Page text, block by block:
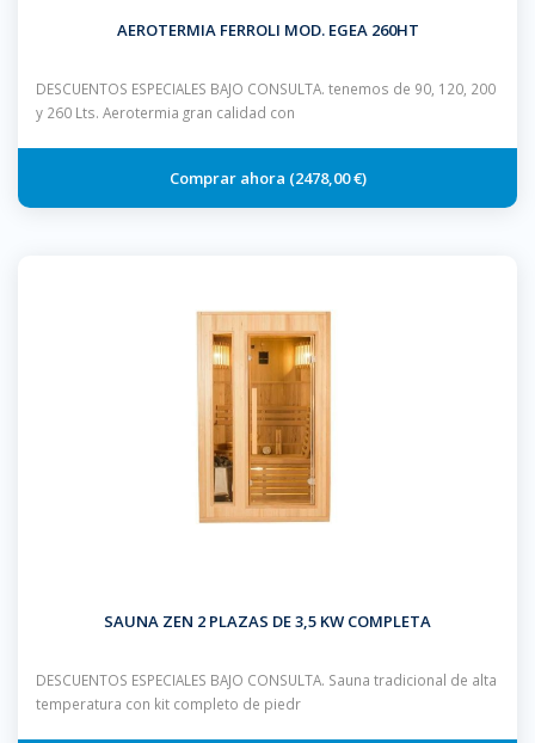
AEROTERMIA FERROLI MOD. EGEA 260HT
DESCUENTOS ESPECIALES BAJO CONSULTA. tenemos de 90, 120, 200
y 260 Lts. Aerotermia gran calidad con
2478,00 €
SAUNA ZEN 2 PLAZAS DE 3,5 KW COMPLETA
DESCUENTOS ESPECIALES BAJO CONSULTA. Sauna tradicional de alta
temperatura con kit completo de piedr